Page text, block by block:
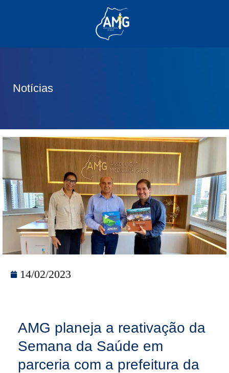
Notícias
14/02/2023
AMG planeja a reativação da
Semana da Saúde em
parceria com a prefeitura da